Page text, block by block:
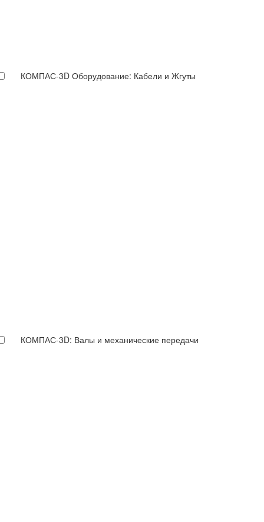
КОМПАС-3D Оборудование: Кабели и Жгуты
КОМПАС-3D: Валы и механические передачи